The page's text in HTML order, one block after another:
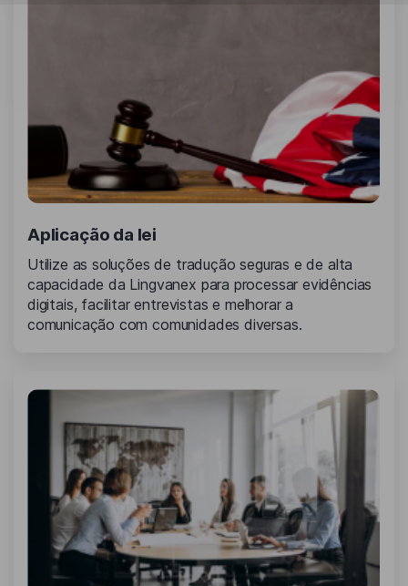
Aplicação da lei
Utilize as soluções de tradução seguras e de alta
capacidade da Lingvanex para processar evidências
digitais, facilitar entrevistas e melhorar a
comunicação com comunidades diversas.